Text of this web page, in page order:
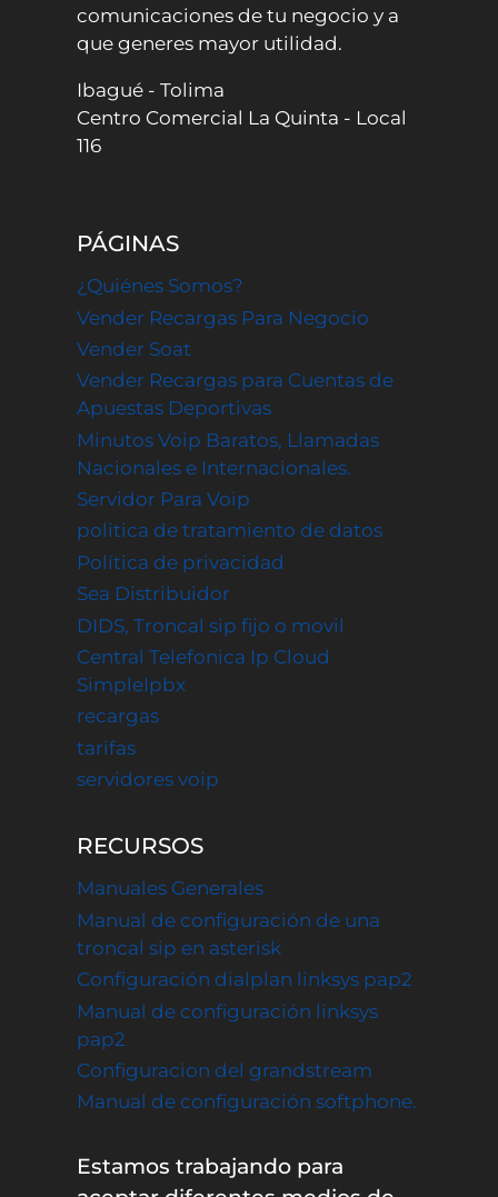
comunicaciones de tu negocio y a
que generes mayor utilidad.
Ibagué - Tolima
Centro Comercial La Quinta - Local
116
PÁGINAS
¿Quiénes Somos?
Vender Recargas Para Negocio
Vender Soat
Vender Recargas para Cuentas de
Apuestas Deportivas
Minutos Voip Baratos, Llamadas
Nacionales e Internacionales.
Servidor Para Voip
politica de tratamiento de datos
Política de privacidad
Sea Distribuidor
DIDS, Troncal sip fijo o movil
Central Telefonica Ip Cloud
SimpleIpbx
recargas
tarifas
servidores voip
RECURSOS
Manuales Generales
Manual de configuración de una
troncal sip en asterisk
Configuración dialplan linksys pap2
Manual de configuración linksys
pap2
Configuracion del grandstream
Manual de configuración softphone.
Estamos trabajando para